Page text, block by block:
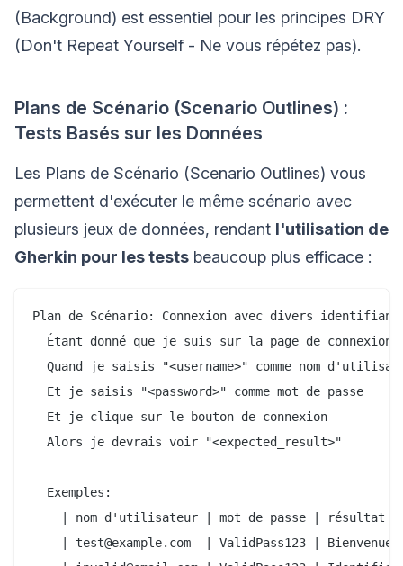
(Background) est essentiel pour les principes DRY
(Don't Repeat Yourself - Ne vous répétez pas).
Plans de Scénario (Scenario Outlines) :
Tests Basés sur les Données
Les Plans de Scénario (Scenario Outlines) vous
permettent d'exécuter le même scénario avec
plusieurs jeux de données, rendant l'utilisation de
Gherkin pour les tests beaucoup plus efficace :
Plan de Scénario: Connexion avec divers
  Étant donné que je suis sur la page de connexion
Quand je saisis "<username>" comme nom
  Et je saisis "<password>" comme mot de passe
  Et je clique sur le bouton de connexion
  Alors je devrais voir "<expected_result>"
  Exemples:
| nom d'utilisateur | mot de passe | résultat
| test@example.com  | ValidPass123 | Bienvenue